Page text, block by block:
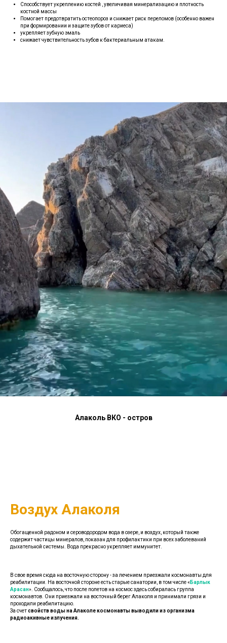
Способствует укреплению костей , увеличивая минерализацию и плотность
костной массы
Помогает предотвратить остеопороз и снижает риск переломов (особенно важен
при формировании и защите зубов от кариеса)
укрепляет зубную эмаль
снижает чувствительность зубов к бактериальным атакам.
Алаколь ВКО - остров
Воздух Алаколя
Обогащенной радоном и сероводородом вода в озере, и воздух, который также
содержит частицы минералов, показан для профилактики при всех заболеваний
дыхательной системы. Вода прекрасно укрепляет иммунитет.
В свое время сюда на восточную сторону - за лечением приезжали космонавты для
реабилитации. На восточной стороне есть старые санатории, в том числе « Барлык
Арасан». Сообщалось, что после полетов на космос здесь собиралась группа
космонавтов. Они приезжали на восточный берег Алаколя и принимали грязи и
проходили реабилитацию.
За счетсвойств воды на Алаколекосмонавты выводилииз организма
радиоакивные излучения.